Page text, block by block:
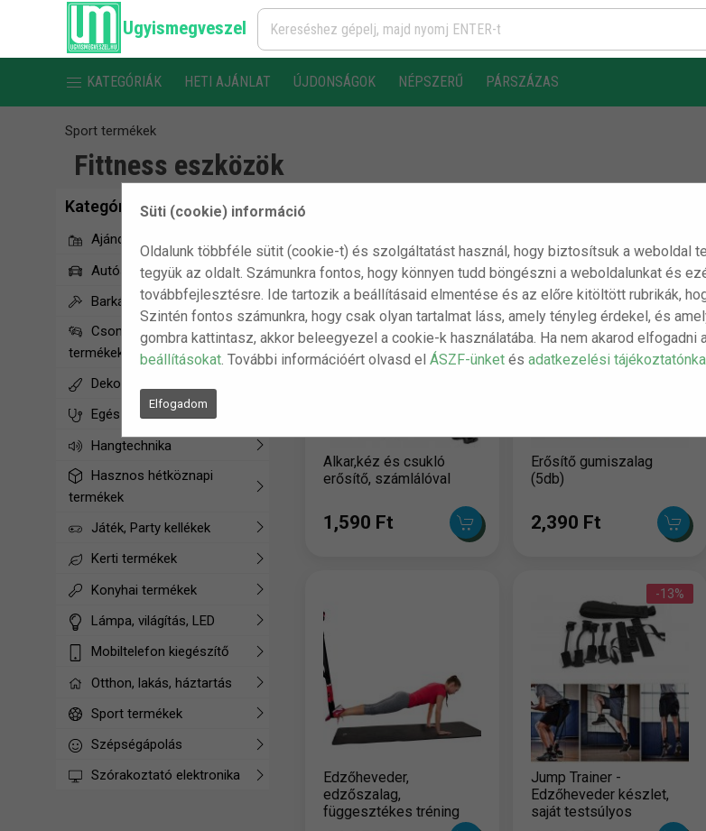
Süti (cookie) információ
Oldalunk többféle sütit (cookie-t) és szolgáltatást használ, hogy biztosítsuk a weboldal
tegyük az oldalt. Számunkra fontos, hogy könnyen tudd böngészni a weboldalunkat és
továbbfejlesztésre. Ide tartozik a beállításaid elmentése és az előre kitöltött rubrikák,
Szintén fontos számunkra, hogy csak olyan tartalmat láss, amely tényleg érdekel, és
gombra kattintasz, akkor beleegyezel a cookie-k használatába. Ha nem akarod
beállításokat . További információért olvasd elÁSZF-ünket ésadatkezelési
Elfogadom
Ugyismegveszel
KATEGÓRIÁK HETI AJÁNLAT ÚJDONSÁGOK NÉPSZERŰ PÁRSZÁZAS
Sport termékek
Fittness eszközök
Kategóriák
Ajándékötletek
Autós termékek
Barkács/Szerszám
Csomagolássérült
termékek
Dekorációs termékek
Egészségügyi termékek
Hangtechnika
Hasznos hétköznapi
termékek
Játék, Party kellékek
Kerti termékek
Konyhai termékek
Lámpa, világítás, LED
Mobiltelefon kiegészítő
Otthon, lakás, háztartás
Sport termékek
Szépségápolás
Szórakoztató elektronika
Alkar,kéz és csukló
erősítő, számlálóval
1,590 Ft
Erősítő gumiszalag
(5db)
2,390 Ft
Edzőheveder,
edzőszalag,
függesztékes tréning
-13%
Jump Trainer -
Edzőheveder készlet,
saját testsúlyos